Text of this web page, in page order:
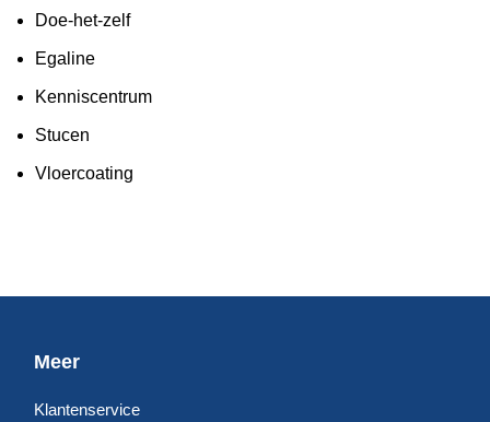
Doe-het-zelf
Egaline
Kenniscentrum
Stucen
Vloercoating
Meer
Klantenservice